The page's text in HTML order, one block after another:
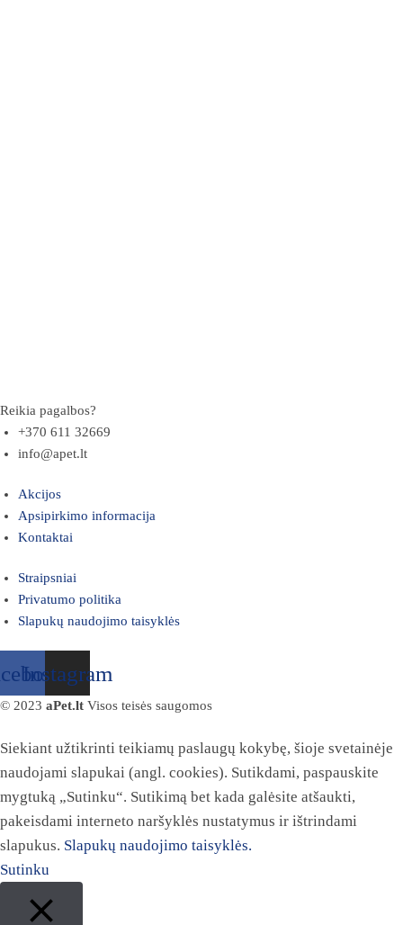
Reikia pagalbos?
+370 611 32669
info@apet.lt
Akcijos
Apsipirkimo informacija
Kontaktai
Straipsniai
Privatumo politika
Slapukų naudojimo taisyklės
Instagram
© 2023 aPet.lt Visos teisės saugomos
Siekiant užtikrinti teikiamų paslaugų kokybę, šioje svetainėje
naudojami slapukai (angl. cookies). Sutikdami, paspauskite
mygtuką „Sutinku“. Sutikimą bet kada galėsite atšaukti,
pakeisdami interneto naršyklės nustatymus ir ištrindami
slapukus. Slapukų naudojimo taisyklės.
Sutinku